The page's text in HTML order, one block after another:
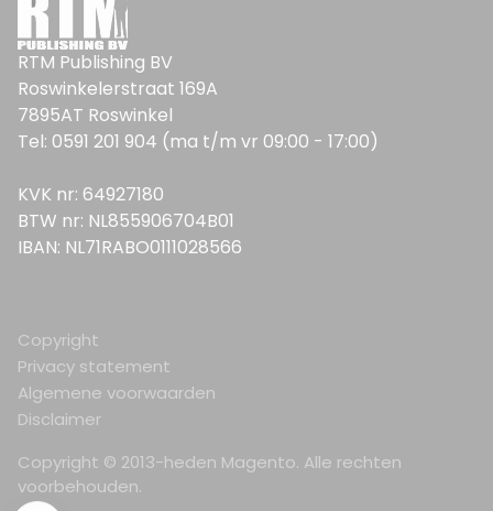
RTM Publishing BV
Roswinkelerstraat 169A
7895AT Roswinkel
Tel: 0591 201 904 (ma t/m vr 09:00 - 17:00)
KVK nr: 64927180
BTW nr: NL855906704B01
IBAN: NL71RABO0111028566
Copyright © 2013-heden Magento. Alle rechten
voorbehouden.
Copyright
Privacy statement
Algemene voorwaarden
Disclaimer